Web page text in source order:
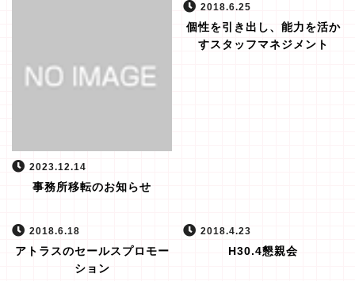
2023.12.14
事務所移転のお知らせ
2018.6.25
個性を引き出し、能力を活か
すスタッフマネジメント
2018.6.18
アトラスのセールスプロモー
ション
2018.4.23
H30.4懇親会